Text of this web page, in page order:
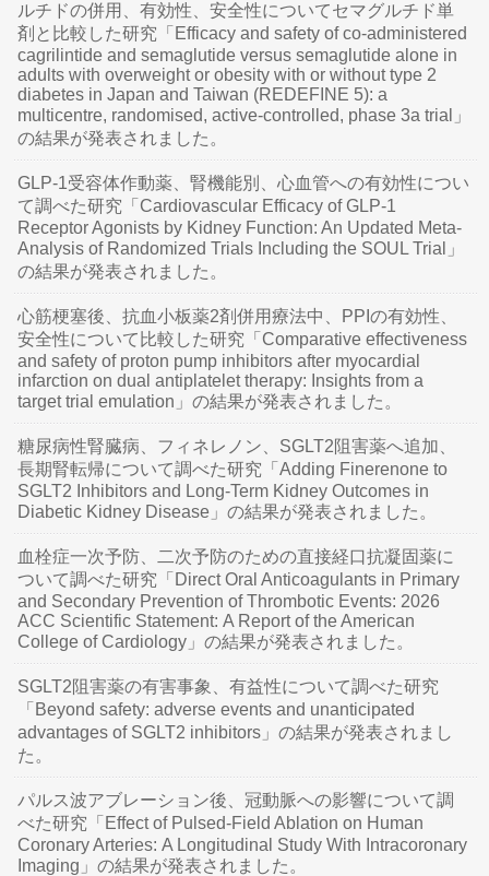
ルチドの併用、有効性、安全性についてセマグルチド単
剤と比較した研究「Efficacy and safety of co-administered
cagrilintide and semaglutide versus semaglutide alone in
adults with overweight or obesity with or without type 2
diabetes in Japan and Taiwan (REDEFINE 5): a
multicentre, randomised, active-controlled, phase 3a trial」
の結果が発表されました。
GLP-1受容体作動薬、腎機能別、心血管への有効性につい
て調べた研究「Cardiovascular Efficacy of GLP-1
Receptor Agonists by Kidney Function: An Updated Meta-
Analysis of Randomized Trials Including the SOUL Trial」
の結果が発表されました。
心筋梗塞後、抗血小板薬2剤併用療法中、PPIの有効性、
安全性について比較した研究「Comparative effectiveness
and safety of proton pump inhibitors after myocardial
infarction on dual antiplatelet therapy: Insights from a
target trial emulation」の結果が発表されました。
糖尿病性腎臓病、フィネレノン、SGLT2阻害薬へ追加、
長期腎転帰について調べた研究「Adding Finerenone to
SGLT2 Inhibitors and Long-Term Kidney Outcomes in
Diabetic Kidney Disease」の結果が発表されました。
血栓症一次予防、二次予防のための直接経口抗凝固薬に
ついて調べた研究「Direct Oral Anticoagulants in Primary
and Secondary Prevention of Thrombotic Events: 2026
ACC Scientific Statement: A Report of the American
College of Cardiology」の結果が発表されました。
SGLT2阻害薬の有害事象、有益性について調べた研究
「Beyond safety: adverse events and unanticipated
advantages of SGLT2 inhibitors」の結果が発表されまし
た。
パルス波アブレーション後、冠動脈への影響について調
べた研究「Effect of Pulsed-Field Ablation on Human
Coronary Arteries: A Longitudinal Study With Intracoronary
Imaging」の結果が発表されました。